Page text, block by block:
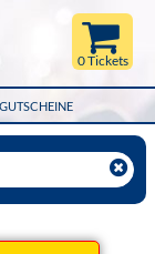
GUTSCHEINE
0 Tickets